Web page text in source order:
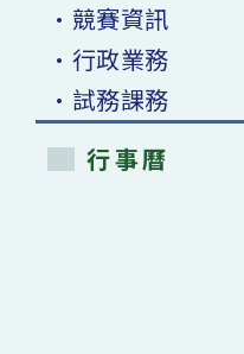
•競賽資訊
•行政業務
•試務課務
行事曆